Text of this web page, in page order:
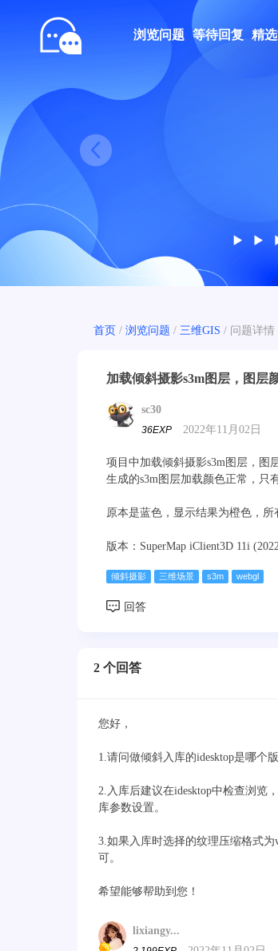
Prev
浏览问题 等待回复 精
首页 / 浏览问题 / 三维GIS / 问题详情
加载倾斜摄影s3m图层，图层
sc30
36EXP 2022年11月02日
项目中加载倾斜摄影s3m图层，图
生成的s3m图层加载颜色正常，只
原本是蓝色，显示结果为橙色，
版本：SuperMap iClient3D 11i
倾斜摄影 三维场景 s3m webgl
2 个回答
您好，
1.请问做倾斜入库的idesktop是哪个
2.入库后建议在idesktop中检查浏览
库参数设置。
3.如果入库时选择的纹理压缩格式为
可。
希望能够帮助到您！
lixiangy...